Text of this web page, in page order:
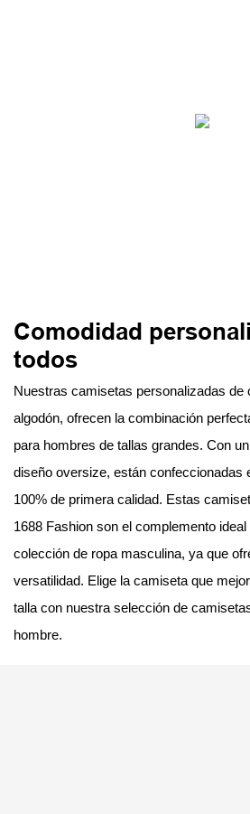
Comodidad
todos
Nuestras camisetas personalizadas de
algodón, ofrecen la combinación
para hombres de tallas grandes. Con
diseño oversize, están confeccionadas
100% de primera calidad. Estas
1688 Fashion son el complemento
colección de ropa masculina, ya que
versatilidad. Elige la camiseta que
talla con nuestra selección de
hombre.